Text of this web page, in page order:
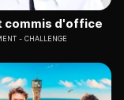
commis d'office
CHALLENGE